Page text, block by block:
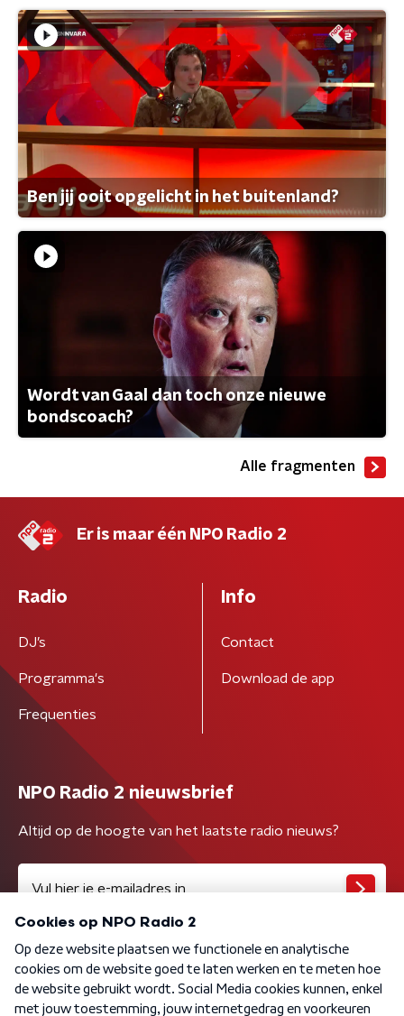
Ben jij ooit opgelicht in het buitenland?
Wordt van Gaal dan toch onze nieuwe
bondscoach?
Alle fragmenten
Er is maar één NPO Radio 2
Radio
DJ’s
Programma's
Frequenties
Info
Contact
Download de app
NPO Radio 2 nieuwsbrief
Altijd op de hoogte van het laatste radio nieuws?
Algemene voorwaarden